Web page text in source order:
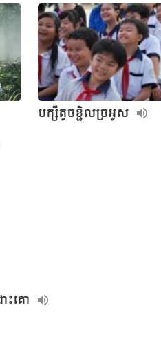
បក្សីតូចខ្ជិលច្រអូស
ះគោ